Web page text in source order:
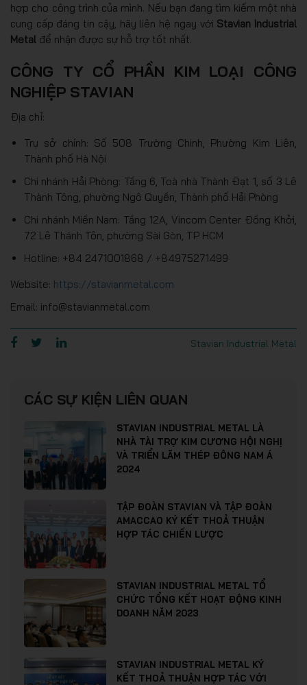
hợp cho công trình của mình. Nếu bạn đang tìm kiếm một nhà
cung cấp đáng tin cậy, hãy liên hệ ngay với Stavian Industrial
Metal để nhận được sự hỗ trợ tốt nhất.
CÔNG TY CỔ PHẦN KIM LOẠI CÔNG
NGHIỆP STAVIAN
Địa chỉ:
Trụ sở chính: Số 508 Trường Chinh, Phường Kim Liên,
Thành phố Hà Nội
Chi nhánh Hải Phòng: Tầng 6, Toà nhà Thành Đạt 1, số 3 Lê
Thành Tông, phường Ngô Quyền, Thành phố Hải Phòng
Chi nhánh Miền Nam: Tầng 12A, Vincom Center Đồng Khởi,
72 Lê Thánh Tôn, phường Sài Gòn, TP HCM
Hotline: +84 2471001868 / +84975271499
Website: https://stavianmetal.com
Email: info@stavianmetal.com
Stavian Industrial Metal
CÁC SỰ KIỆN LIÊN QUAN
STAVIAN INDUSTRIAL METAL LÀ
NHÀ TÀI TRỢ KIM CƯƠNG HỘI NGHỊ
VÀ TRIỂN LÃM THÉP ĐÔNG NAM Á
2024
TẬP ĐOÀN STAVIAN VÀ TẬP ĐOÀN
AMACCAO KÝ KẾT THOẢ THUẬN
HỢP TÁC CHIẾN LƯỢC
STAVIAN INDUSTRIAL METAL TỔ
CHỨC TỔNG KẾT HOẠT ĐỘNG KINH
DOANH NĂM 2023
STAVIAN INDUSTRIAL METAL KÝ
KẾT THOẢ THUẬN HỢP TÁC VỚI